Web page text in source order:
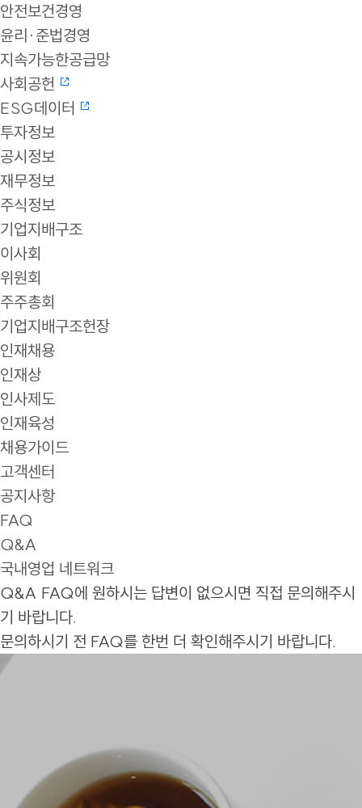
안전보건경영
윤리·준법경영
지속가능한공급망
사회공헌
ESG데이터
투자정보
공시정보
재무정보
주식정보
기업지배구조
이사회
위원회
주주총회
기업지배구조헌장
인재채용
인재상
인사제도
인재육성
채용가이드
고객센터
공지사항
FAQ
Q&A
국내영업 네트워크
Q&A FAQ에 원하시는 답변이 없으시면 직접 문의해주시
기 바랍니다.
문의하시기 전 FAQ를 한번 더 확인해주시기 바랍니다.